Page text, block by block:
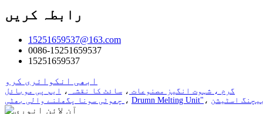
رابطہ کریں
15251659537@163.com
0086-15251659537
15251659537
ابھی انکوائری کرو
گرم ، شہوت انگیز مصنوعات ، سائٹ کا نقشہ ،
ایم پی موبائل
، Drumn Melting Unit" ،